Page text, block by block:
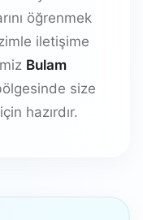
öğrenmek
iletişime
Bulam
size
hazırdır.